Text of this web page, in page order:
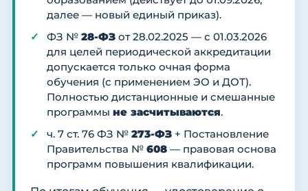
далее — новый единый приказ).
ФЗ № 28-ФЗ от 28.02.2025 — с 01.03.2026
для целей периодической аккредитации
допускается только очная форма
обучения (с применением ЭО и ДОТ).
Полностью дистанционные и смешанные
программы не засчитываются.
ч. 7 ст. 76 ФЗ № 273-ФЗ + Постановление
Правительства № 608 — правовая основа
программ повышения квалификации.